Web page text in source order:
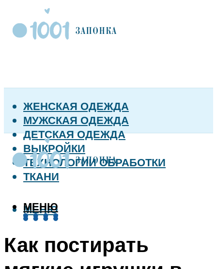
ЖЕНСКАЯ ОДЕЖДА
МУЖСКАЯ ОДЕЖДА
ДЕТСКАЯ ОДЕЖДА
ВЫКРОЙКИ
ТЕХНОЛОГИИ ОБРАБОТКИ
ТКАНИ
МЕНЮ
МЕНЮ
Как постирать